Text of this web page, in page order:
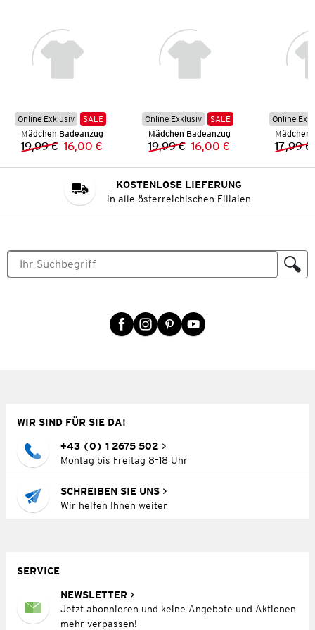
Online Exklusiv
SALE
Mädchen Badeanzug
Vorheriger Preis:
19,99 € Neuer Preis:
16,00 €
Online Exklusiv
SALE
Mädchen Badeanzug
Vorheriger Preis:
19,99 € Neuer Preis:
16,00 €
Online
Mädchen
17,99 €
KOSTENLOSE LIEFERUNG
in alle österreichischen Filialen
WIR SIND FÜR SIE DA!
+43 (0) 1 2675 502
Montag bis Freitag 8–18 Uhr
SCHREIBEN SIE UNS
Wir helfen Ihnen weiter
SERVICE
NEWSLETTER
Jetzt abonnieren und keine Angebote und Aktionen
mehr verpassen!